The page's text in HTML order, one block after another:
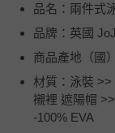
品名：兩件式
品牌：英國
商品產地（國
材質：泳裝 >>
襯裡 遮陽帽
-100% EVA